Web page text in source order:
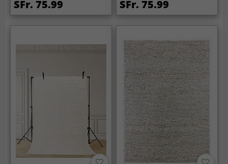
SFr. 75.99 SFr. 75.99